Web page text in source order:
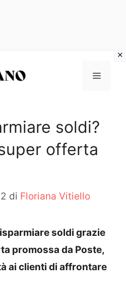
MENU
soldi?
offerta
di Floriana Vitiello
soldi grazie
promossa da Poste,
ai clienti di affrontare